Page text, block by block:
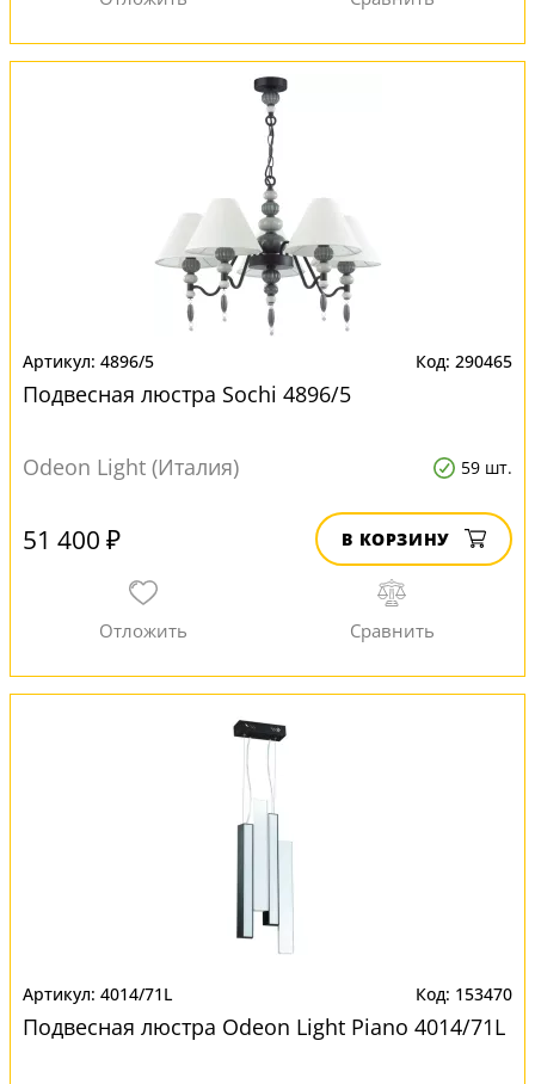
4896/5 290465
Подвесная люстра Sochi 4896/5
Odeon Light (Италия) 59 шт.
51 400 ₽ В КОРЗИНУ
4014/71L 153470
Подвесная люстра Odeon Light Piano 4014/71L